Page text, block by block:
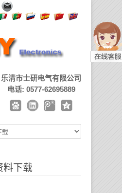
乐清市士研电气有限公司
电话: 0577-62695889
料下载